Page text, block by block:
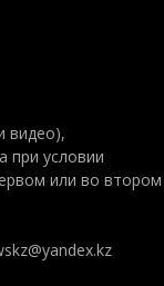
видео),
при условии
или во втором